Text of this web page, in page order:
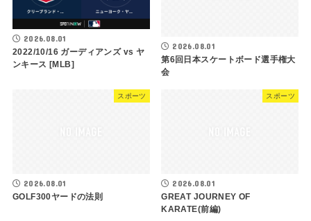
2026.08.01
2022/10/16 ガーディアンズ vs ヤ
ンキース [MLB]
2026.08.01
第6回日本スケートボード選手権大
会
スポーツ
2026.08.01
GOLF300ヤードの法則
スポーツ
2026.08.01
GREAT JOURNEY OF
KARATE(前編)